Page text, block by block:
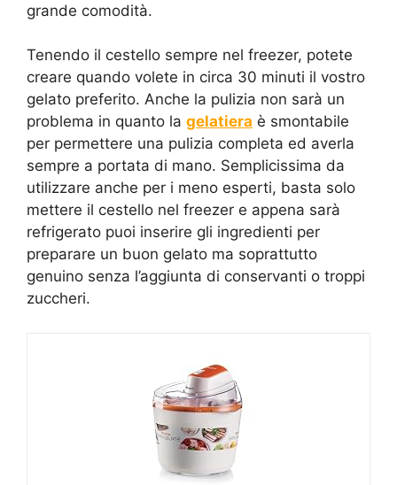
grande comodità.
Tenendo il cestello sempre nel freezer, potete
creare quando volete in circa 30 minuti il vostro
gelato preferito. Anche la pulizia non sarà un
problema in quanto la gelatiera è smontabile
per permettere una pulizia completa ed averla
sempre a portata di mano. Semplicissima da
utilizzare anche per i meno esperti, basta solo
mettere il cestello nel freezer e appena sarà
refrigerato puoi inserire gli ingredienti per
preparare un buon gelato ma soprattutto
genuino senza l’aggiunta di conservanti o troppi
zuccheri.